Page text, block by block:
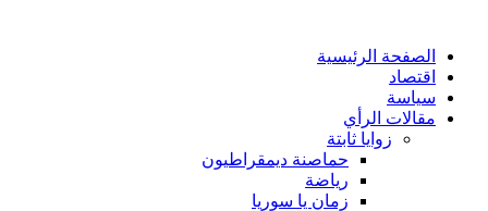
الصفحة الرئيسية
اقتصاد
سياسة
مقالات الرأي
زوايا ثابتة
حماصنة ديمقراطيون
رياضة
زمان يا سوريا